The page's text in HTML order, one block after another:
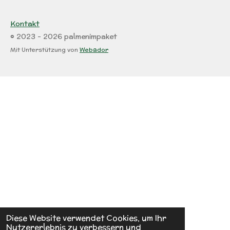
Diese Website verwendet Cookies, um Ihr
Nutzererlebnis zu verbessern und
Kontakt
© 2023 - 2026 palmenimpaket
Mit Unterstützung von Webador